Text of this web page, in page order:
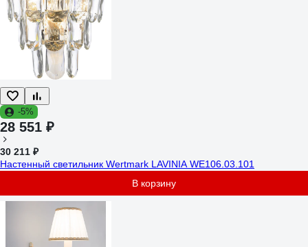
-5%
28 551 ₽
30 211 ₽
Настенный светильник Wertmark LAVINIA WE106.03.101
В корзину